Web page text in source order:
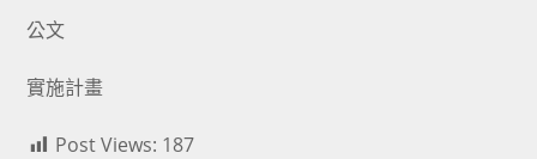
公文
實施計畫
Post Views: 187